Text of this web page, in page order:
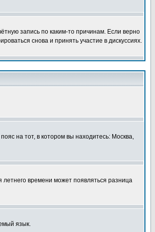
запись по каким-то причинам. Если верно
снова и принять участие в дискуссиях.
на тот, в котором вы находитесь: Москва,
времени может появляться разница
язык.